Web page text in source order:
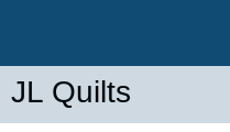
JL Quilts